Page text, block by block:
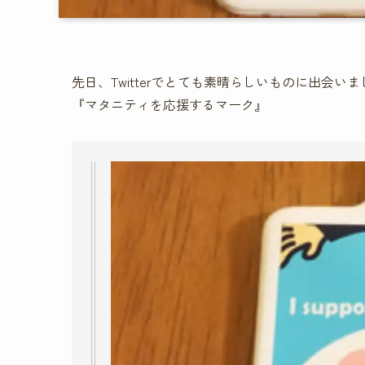
先日、Twitterでとても素晴らしいものに出会いま
『マタニティを応援するマーク』